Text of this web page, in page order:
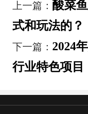
上一篇： 酸菜
式和玩法的？
下一篇： 2024
行业特色项目